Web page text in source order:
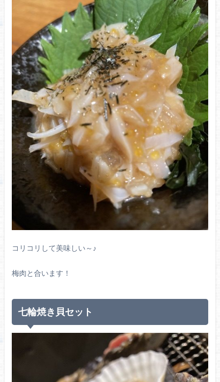
コリコリして美味しい～♪
梅肉と合います！
七輪焼き貝セット